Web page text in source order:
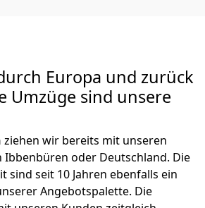
Europa und zurück
Umzüge sind unsere
ziehen wir bereits mit unseren
Ibbenbüren oder Deutschland. Die
sind seit 10 Jahren ebenfalls ein
Angebotspalette. Die